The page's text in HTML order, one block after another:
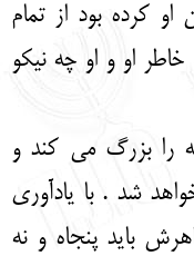
کرده بود از تمام
خاطر او و او چه نیکو
را بزرگ می کند و
شد . با یادآوری
باید پنجاه و نه